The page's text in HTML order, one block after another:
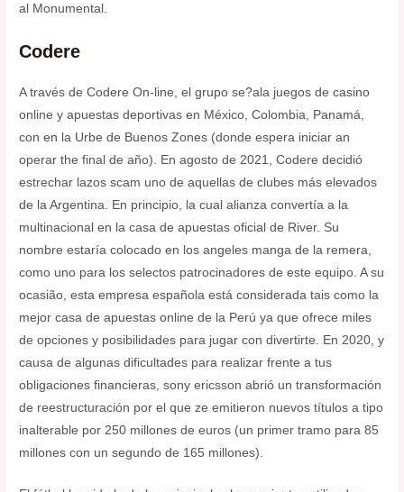
al Monumental.
Codere
A través de Codere On-line, el grupo se?ala juegos de casino
online y apuestas deportivas en México, Colombia, Panamá,
con en la Urbe de Buenos Zones (donde espera iniciar an
operar the final de año). En agosto de 2021, Codere decidió
estrechar lazos scam uno de aquellas de clubes más elevados
de la Argentina. En principio, la cual alianza convertía a la
multinacional en la casa de apuestas oficial de River. Su
nombre estaría colocado en los angeles manga de la remera,
como uno para los selectos patrocinadores de este equipo. A su
ocasião, esta empresa española está considerada tais como la
mejor casa de apuestas online de la Perú ya que ofrece miles
de opciones y posibilidades para jugar con divertirte. En 2020, y
causa de algunas dificultades para realizar frente a tus
obligaciones financieras, sony ericsson abrió un transformación
de reestructuración por el que ze emitieron nuevos títulos a tipo
inalterable por 250 millones de euros (un primer tramo para 85
millones con un segundo de 165 millones).